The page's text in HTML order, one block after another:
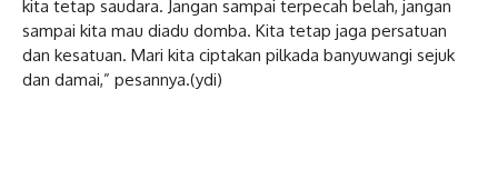
kita tetap saudara. Jangan sampai terpecah belah, jangan
sampai kita mau diadu domba. Kita tetap jaga persatuan
dan kesatuan. Mari kita ciptakan pilkada banyuwangi sejuk
dan damai,” pesannya.(ydi)